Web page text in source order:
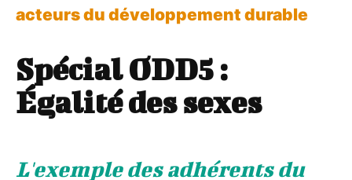
acteurs du développement durable
Spécial ODD5 :
Égalité des sexes
L'exemple des adhérents du